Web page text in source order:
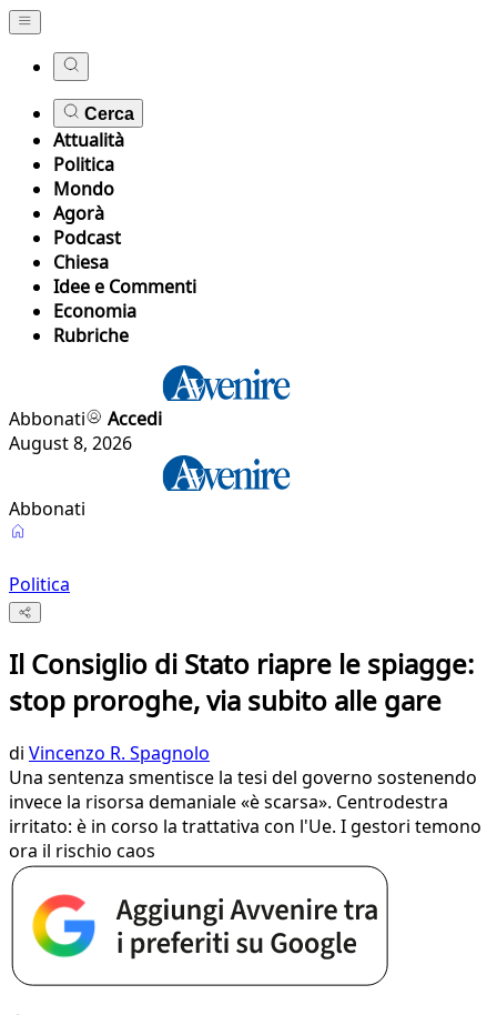
Cerca
Attualità
Politica
Mondo
Agorà
Podcast
Chiesa
Idee e Commenti
Economia
Rubriche
Abbonati
Accedi
August 8, 2026
Abbonati
Politica
Il Consiglio di Stato riapre le spiagge:
stop proroghe, via subito alle gare
di Vincenzo R. Spagnolo
Una sentenza smentisce la tesi del governo sostenendo
invece la risorsa demaniale «è scarsa». Centrodestra
irritato: è in corso la trattativa con l'Ue. I gestori temono
ora il rischio caos